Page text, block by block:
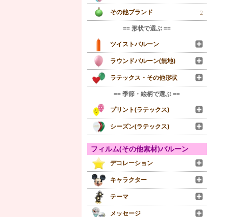
その他ブランド
2
== 形状で選ぶ ==
ツイストバルーン
ラウンドバルーン(無地)
ラテックス・その他形状
== 季節・絵柄で選ぶ ==
プリント(ラテックス)
シーズン(ラテックス)
フィルム(その他素材)バルーン
デコレーション
キャラクター
テーマ
メッセージ